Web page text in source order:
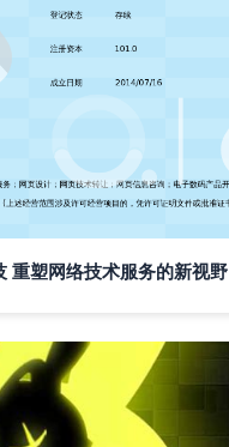
重塑网络技术服务的新视野